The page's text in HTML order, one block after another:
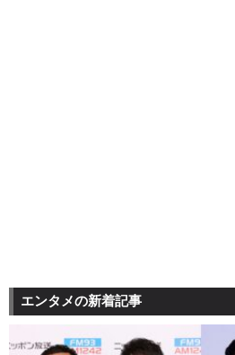
エンタメの新着記事